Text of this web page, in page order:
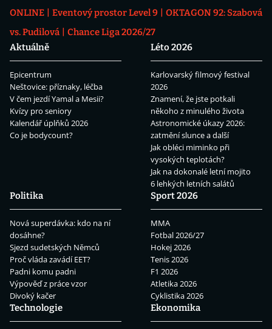
ONLINE
Eventový prostor Level 9
OKTAGON 92: Szabová
vs. Pudilová
Chance Liga 2026/27
Aktuálně
Epicentrum
Neštovice: příznaky, léčba
V čem jezdí Yamal a Mesii?
Kvízy pro seniory
Kalendář úplňků 2026
Co je bodycount?
Léto 2026
Karlovarský filmový festival
2026
Znamení, že jste potkali
někoho z minulého života
Astronomické úkazy 2026:
zatmění slunce a další
Jak obléci miminko při
vysokých teplotách?
Jak na dokonalé letní mojito
6 lehkých letních salátů
Politika
Nová superdávka: kdo na ní
dosáhne?
Sjezd sudetských Němců
Proč vláda zavádí EET?
Padni komu padni
Výpověď z práce vzor
Divoký kačer
Sport 2026
MMA
Fotbal 2026/27
Hokej 2026
Tenis 2026
F1 2026
Atletika 2026
Cyklistika 2026
Technologie
Ekonomika